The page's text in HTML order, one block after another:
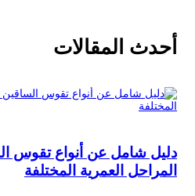
أحدث المقالات
دليل شامل عن أنواع تقوس
المراحل العمرية المختلفة